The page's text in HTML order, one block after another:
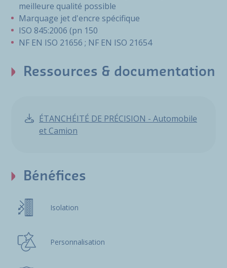
meilleure qualité possible
Marquage jet d'encre spécifique
ISO 845:2006 (pn 150
NF EN ISO 21656 ; NF EN ISO 21654
Ressources & documentation
ÉTANCHÉITÉ DE PRÉCISION - Automobile
et Camion
Bénéfices
Isolation
Personnalisation